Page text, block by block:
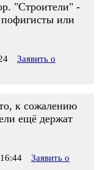
"Строители" -
или
Заявить о
к сожалению
ещё держат
Заявить о